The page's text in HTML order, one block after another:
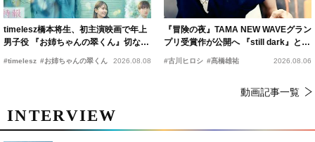
timelesz橋本将生、初主演映画で年上
男子役 『お姉ちゃんの翠くん』切ない
恋の幕開けを予感
#timelesz #お姉ちゃんの翠くん 2026.08.08
『冒険の夜』TAMA NEW WAVEグラン
プリ受賞作が公開へ 『still dark』と同
時上映決定
#古川ヒロシ #髙橋雄祐 2026.08.06
動画記事一覧
INTERVIEW